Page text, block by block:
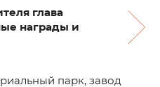
глава
награды и
парк, завод